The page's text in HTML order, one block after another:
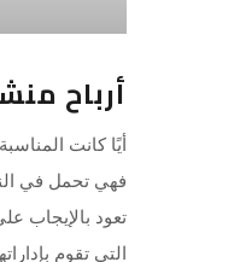
أرباح
أيًا كانت
فهي تحمل في
تعود بالإيجاب
التي تقوم